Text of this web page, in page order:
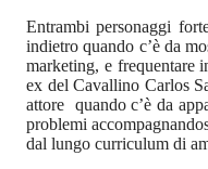
Entrambi personaggi
indietro quando c’è da
marketing, e frequentare
ex del Cavallino Carlos
attore quando c’è da
problemi
dal lungo curriculum di